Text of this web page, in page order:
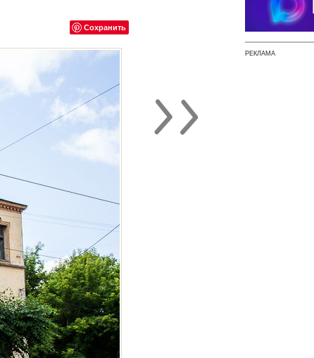
Сохранить
РЕКЛАМА